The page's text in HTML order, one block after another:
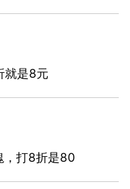
就是8元
，打8折是80